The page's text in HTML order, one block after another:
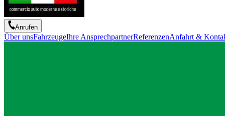
Anrufen
Über unsFahrzeugeIhre AnsprechpartnerReferenzenAnfahrt &